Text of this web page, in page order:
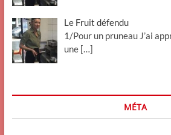
Le Fruit défendu
1/Pour un pruneau J’ai
une […]
MÉTA